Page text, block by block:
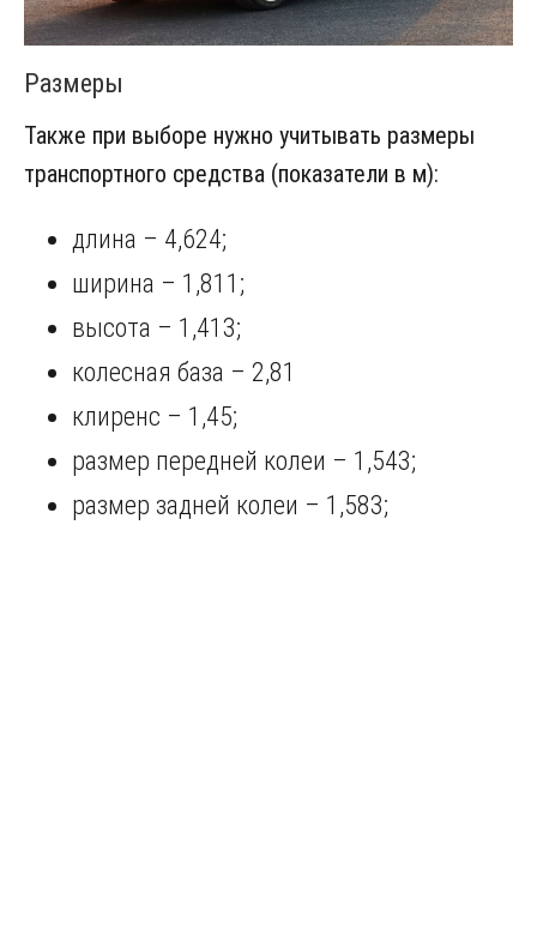
Размеры
Также при выборе нужно учитывать размеры
транспортного средства (показатели в м):
длина – 4,624;
ширина – 1,811;
высота – 1,413;
колесная база – 2,81
клиренс – 1,45;
размер передней колеи – 1,543;
размер задней колеи – 1,583;